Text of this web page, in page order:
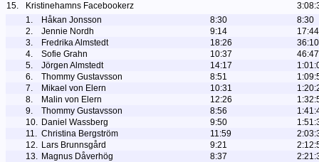
15. Kristinehamns Facebookerz
1.
Håkan Jonsson 8:30
8:30
2.
Jennie Nordh 9:14
17:44
3.
Fredrika Almstedt 18:26
36:10
4.
Sofie Grahn 10:37
46:47
5.
Jörgen Almstedt 14:17
6.
Thommy Gustavsson 8:51
7.
Mikael von Elern 10:31
8.
Malin von Elern 12:26
9.
Thommy Gustavsson 8:56
10. Daniel Wassberg 9:50
11. Christina Bergström 11:59
12. Lars Brunnsgård 9:21
13. Magnus Dåverhög 8:37